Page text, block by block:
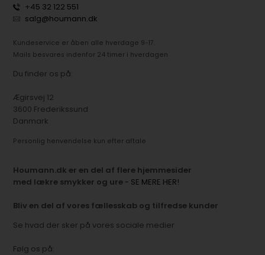
+45 32 122 551
salg@houmann.dk
Kundeservice er åben alle hverdage 9-17.
Mails besvares indenfor 24 timer i hverdagen
Du finder os på:
Ægirsvej 12
3600 Frederikssund
Danmark
Personlig henvendelse kun efter aftale
Houmann.dk er en del af flere hjemmesider
med lækre smykker og ure - SE MERE HER!
Bliv en del af vores fællesskab og tilfredse kunder
Se hvad der sker på vores sociale medier
Følg os på: